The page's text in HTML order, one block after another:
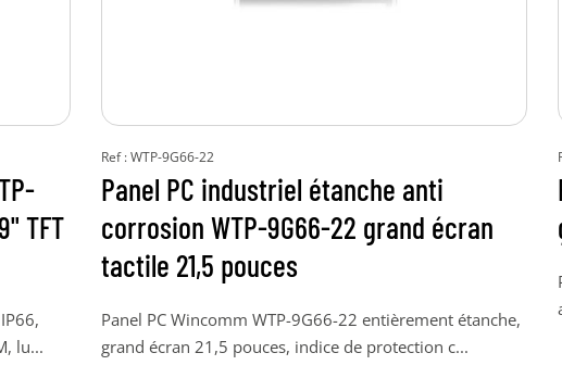
TFT
lu...
Ref : WTP-9G66-22
Panel PC industriel étanche anti
corrosion WTP-9G66-22 grand écran
tactile 21,5 pouces
Panel PC Wincomm WTP-9G66-22 entièrement étanche,
grand écran 21,5 pouces, indice de protection c...